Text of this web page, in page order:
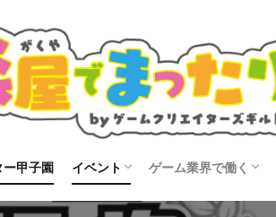
ー甲子園 イベント
開催告知
イベントレポート
ゲーム業界で働く
就活
転職